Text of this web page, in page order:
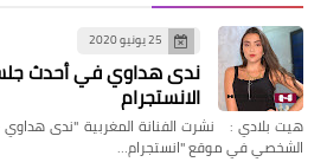
25 يونيو 2020
ندى هداوي في أحدث
الانستجرام
الشخصي في موقع "انستجرام…